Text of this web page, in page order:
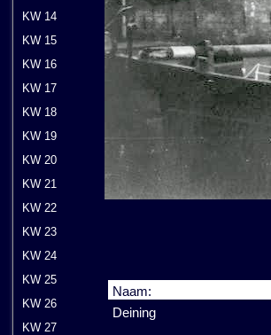
KW 14
KW 15
KW 16
KW 17
KW 18
KW 19
KW 20
KW 21
KW 22
KW 23
KW 24
KW 25
KW 26
KW 27
Naam:
Deining